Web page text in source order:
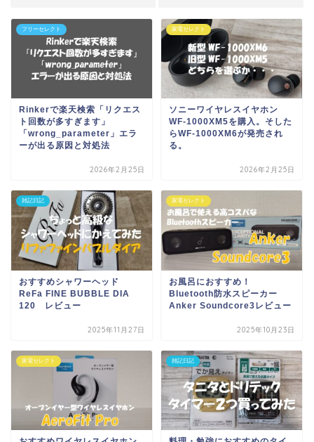
フリーセレクト
Rinkerで楽天検索「リクエス
ト回数が多すぎます」
「wrong_parameter」エラ
ーが出る原因と対処法
2026年2月25日
家電セレクト
ソニーワイヤレスイヤホン
WF-1000XM5を購入。そした
らWF-1000XM6が発売され
る。
2026年2月25日
雑記日記
おすすめシャワーヘッド
ReFa FINE BUBBLE DIA
120 レビュー
2025年11月27日
家電セレクト
お風呂におすすめ！
Bluetooth防水スピーカー
Anker Soundcore3レビュー
2025年10月23日
家電セレクト 雑記日記